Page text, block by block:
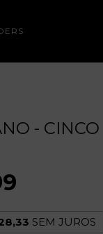
-
SEM JUROS